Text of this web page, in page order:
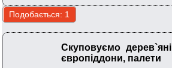
Cкуповуємо
європіддони, палети